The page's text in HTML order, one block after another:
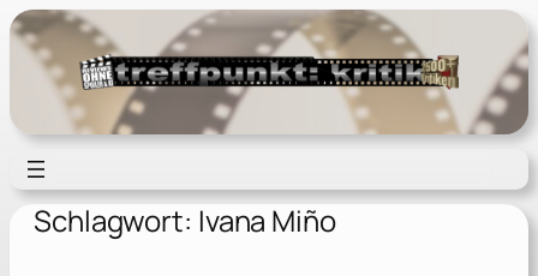
Zum
Inhalt
springen
Schlagwort: Ivana Miño